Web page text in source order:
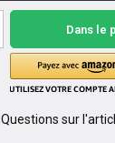
Dans le
Questions sur